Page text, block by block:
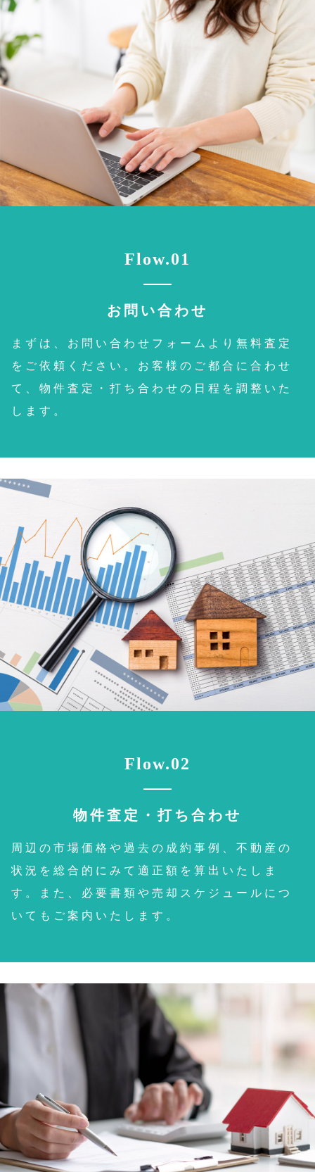
Flow.01
お問い合わせ
まずは、お問い合わせフォームより無料査定
をご依頼ください。お客様のご都合に合わせ
て、物件査定・打ち合わせの日程を調整いた
します。
Flow.02
物件査定・打ち合わせ
周辺の市場価格や過去の成約事例、不動産の
状況を総合的にみて適正額を算出いたしま
す。また、必要書類や売却スケジュールにつ
いてもご案内いたします。